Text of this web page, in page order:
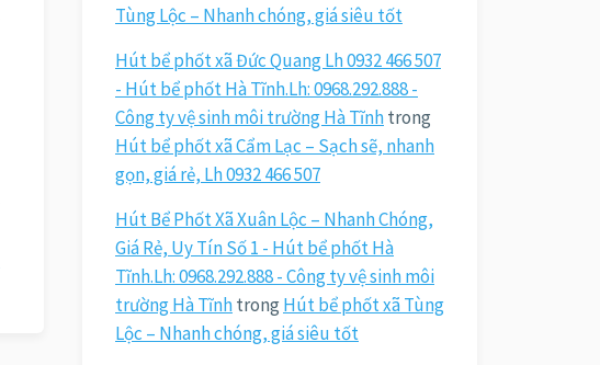
Tùng Lộc – Nhanh chóng, giá siêu tốt
Hút bể phốt xã Đức Quang Lh 0932 466 507
- Hút bể phốt Hà Tĩnh.Lh: 0968.292.888 -
Công ty vệ sinh môi trường Hà Tĩnhtrong
Hút bể phốt xã Cẩm Lạc – Sạch sẽ, nhanh
gọn, giá rẻ, Lh 0932 466 507
Hút Bể Phốt Xã Xuân Lộc – Nhanh Chóng,
Giá Rẻ, Uy Tín Số 1 - Hút bể phốt Hà
Tĩnh.Lh: 0968.292.888 - Công ty vệ sinh môi
trường Hà Tĩnhtrong Hút bể phốt xã Tùng
Lộc – Nhanh chóng, giá siêu tốt